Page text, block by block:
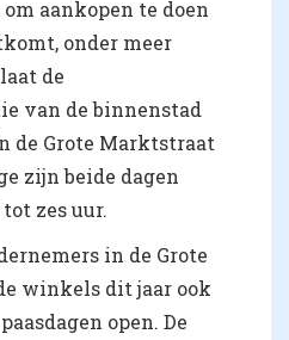
aankopen te doen
onder meer
de
van de binnenstad
de Grote Marktstraat
zijn beide dagen
zes uur.
in de Grote
winkels dit jaar ook
open. De